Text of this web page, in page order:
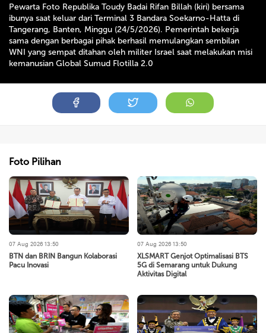
Pewarta Foto Republika Toudy Badai Rifan Billah (kiri) bersama
ibunya saat keluar dari Terminal 3 Bandara Soekarno-Hatta di
Tangerang, Banten, Minggu (24/5/2026). Pemerintah bekerja
sama dengan berbagai pihak berhasil memulangkan sembilan
WNI yang sempat ditahan oleh militer Israel saat melakukan misi
kemanusian Global Sumud Flotilla 2.0
Foto Pilihan
07 Aug 2026 13:50
BTN dan BRIN Bangun Kolaborasi
Pacu Inovasi
07 Aug 2026 13:50
XLSMART Genjot Optimalisasi BTS
5G di Semarang untuk Dukung
Aktivitas Digital